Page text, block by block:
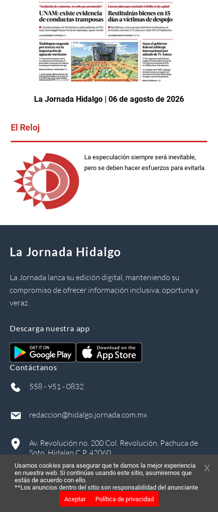
in
La Jornada Hidalgo | 06 de agosto de 2026
El Reloj
La especulación siempre será inevitable,
pero se deben hacer esfuerzos para evitarla.
La Jornada Hidalgo
La Jornada lanza su edición digital, manteniendo su
compromiso de ofrecer información inclusiva, oportuna y
veraz.
Descarga nuestra app
Contáctanos
558 - 951 - 0832
redaccion@hidalgo.jornada.com.mx
Av. Revolución no. 200 Col. Revolución, Pachuca de
Soto, Hidalgo C.P. 42060
2026, Todos los derechos reservados
Usamos cookies para asegurar que te damos la mejor experiencia
en nuestra web. Si continúas usando este sitio, asumiremos que
estás de acuerdo con ello.
**Los anuncios dentro del sitio son responsabilidad del anunciante
Aceptar
Política de privacidad